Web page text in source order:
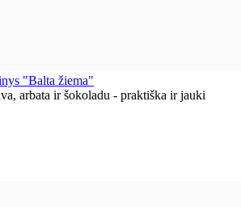
"Balta žiema"
arbata ir šokoladu - praktiška ir jauki